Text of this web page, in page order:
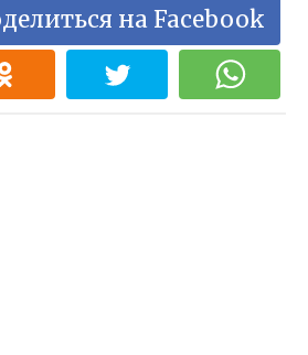
на Facebook